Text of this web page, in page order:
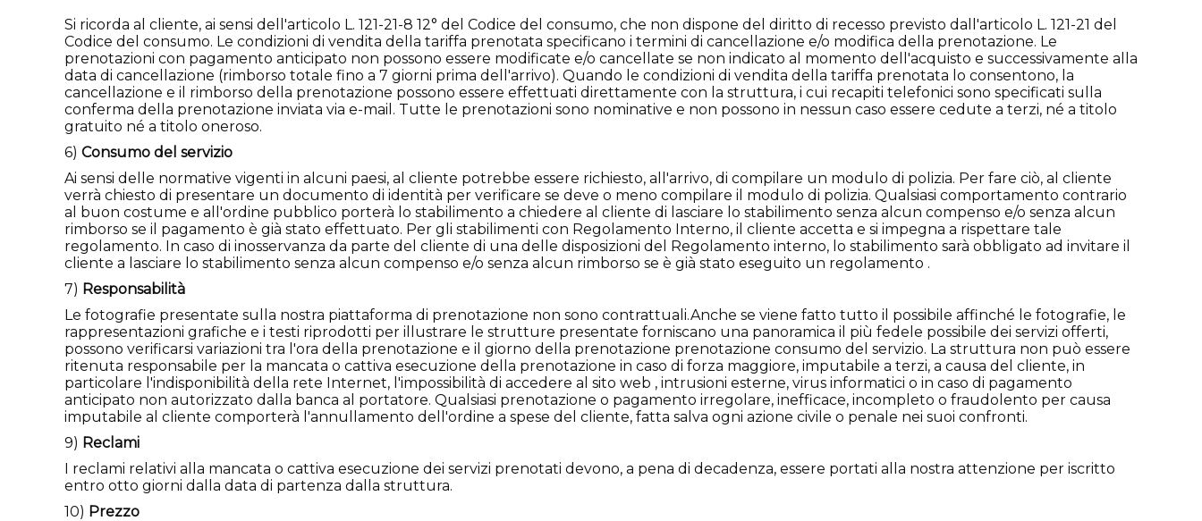
Si ricorda al cliente, ai sensi dell'articolo L. 121-21-8 12° del Codice del consumo, che non dispone del diritto di recesso previsto dall'articolo L. 121-21 del
Codice del consumo. Le condizioni di vendita della tariffa prenotata specificano i termini di cancellazione e/o modifica della prenotazione. Le
prenotazioni con pagamento anticipato non possono essere modificate e/o cancellate se non indicato al momento dell'acquisto e successivamente alla
data di cancellazione (rimborso totale fino a 7 giorni prima dell'arrivo). Quando le condizioni di vendita della tariffa prenotata lo consentono, la
cancellazione e il rimborso della prenotazione possono essere effettuati direttamente con la struttura, i cui recapiti telefonici sono specificati sulla
conferma della prenotazione inviata via e-mail. Tutte le prenotazioni sono nominative e non possono in nessun caso essere cedute a terzi, né a titolo
gratuito né a titolo oneroso.
6) Consumo del servizio
Ai sensi delle normative vigenti in alcuni paesi, al cliente potrebbe essere richiesto, all'arrivo, di compilare un modulo di polizia. Per fare ciò, al cliente
verrà chiesto di presentare un documento di identità per verificare se deve o meno compilare il modulo di polizia. Qualsiasi comportamento contrario
al buon costume e all'ordine pubblico porterà lo stabilimento a chiedere al cliente di lasciare lo stabilimento senza alcun compenso e/o senza alcun
rimborso se il pagamento è già stato effettuato. Per gli stabilimenti con Regolamento Interno, il cliente accetta e si impegna a rispettare tale
regolamento. In caso di inosservanza da parte del cliente di una delle disposizioni del Regolamento interno, lo stabilimento sarà obbligato ad invitare il
cliente a lasciare lo stabilimento senza alcun compenso e/o senza alcun rimborso se è già stato eseguito un regolamento .
7) Responsabilità
Le fotografie presentate sulla nostra piattaforma di prenotazione non sono contrattuali.Anche se viene fatto tutto il possibile affinché le fotografie, le
rappresentazioni grafiche e i testi riprodotti per illustrare le strutture presentate forniscano una panoramica il più fedele possibile dei servizi offerti,
possono verificarsi variazioni tra l'ora della prenotazione e il giorno della prenotazione prenotazione consumo del servizio. La struttura non può essere
ritenuta responsabile per la mancata o cattiva esecuzione della prenotazione in caso di forza maggiore, imputabile a terzi, a causa del cliente, in
particolare l'indisponibilità della rete Internet, l'impossibilità di accedere al sito web , intrusioni esterne, virus informatici o in caso di pagamento
anticipato non autorizzato dalla banca al portatore. Qualsiasi prenotazione o pagamento irregolare, inefficace, incompleto o fraudolento per causa
imputabile al cliente comporterà l'annullamento dell'ordine a spese del cliente, fatta salva ogni azione civile o penale nei suoi confronti.
9) Reclami
I reclami relativi alla mancata o cattiva esecuzione dei servizi prenotati devono, a pena di decadenza, essere portati alla nostra attenzione per iscritto
entro otto giorni dalla data di partenza dalla struttura.
10) Prezzo